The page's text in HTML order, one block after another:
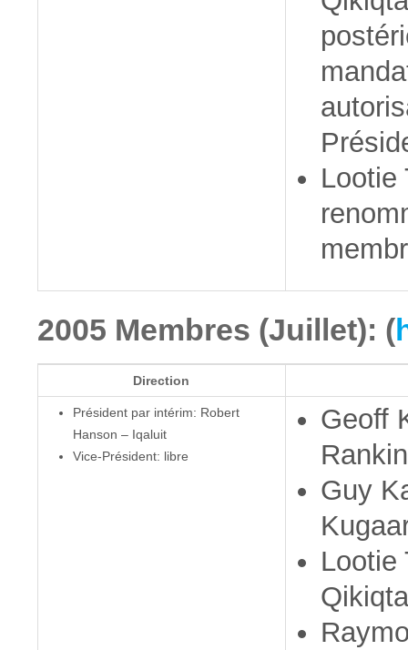
Lootie
2005 Membres (Juillet): (
Direction
Président par intérim: Robert
Hanson – Iqaluit
Vice-Président: libre
Geoff
Guy
Lootie